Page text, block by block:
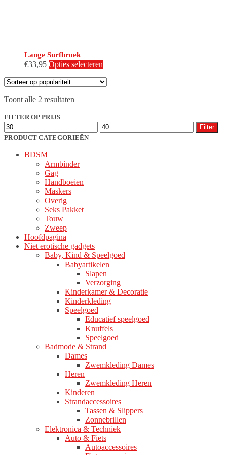
Lange Surfbroek
€33,95 Opties selecteren
heeft
kan
Toont alle 2 resultaten
FILTER OP PRIJS
Min.
prijs
Max.
prijs
Filter
PRODUCT CATEGORIEËN
BDSM
Armbinder
Gag
Handboeien
Maskers
Overig
Seks Pakket
Touw
Zweep
Hoofdpagina
Niet erotische gadgets
Baby, Kind & Speelgoed
Babyartikelen
Slapen
Verzorging
Kinderkamer & Decoratie
Kinderkleding
Speelgoed
Educatief speelgoed
Knuffels
Speelgoed
Badmode & Strand
Dames
Zwemkleding Dames
Heren
Zwemkleding Heren
Kinderen
Strandaccessoires
Tassen & Slippers
Zonnebrillen
Elektronica & Techniek
Auto & Fiets
Autoaccessoires